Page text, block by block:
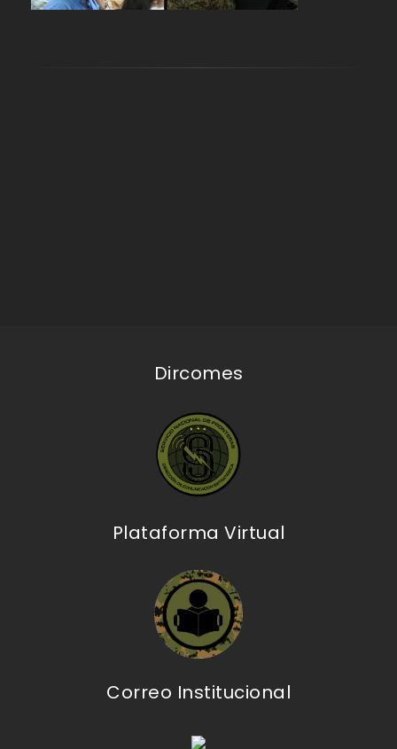
Dircomes
Plataforma Virtual
Correo Institucional